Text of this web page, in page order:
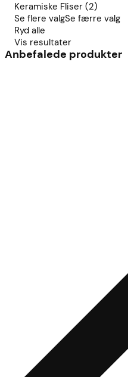
Keramiske Fliser (2)
Se flere valgSe færre valg
Ryd alle
Vis resultater
Anbefalede produkter